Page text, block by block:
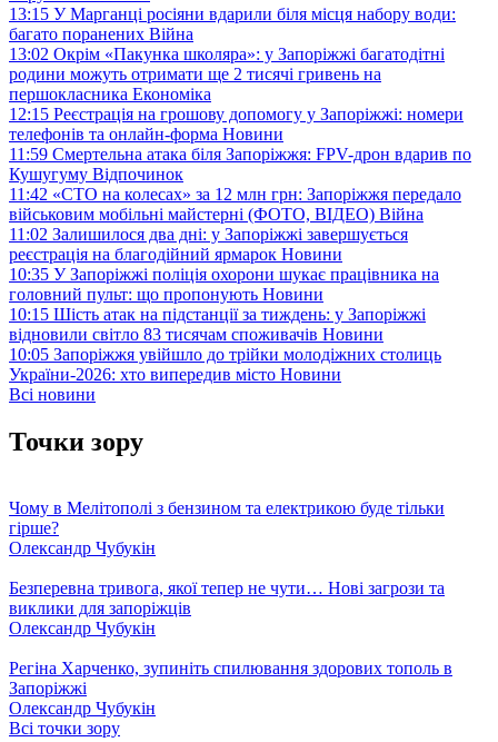
13:15 У Марганці росіяни вдарили біля місця набору води:
багато поранених Війна
13:02 Окрім «Пакунка школяра»: у Запоріжжі багатодітні
родини можуть отримати ще 2 тисячі гривень на
першокласника Економіка
12:15 Реєстрація на грошову допомогу у Запоріжжі: номери
телефонів та онлайн-форма Новини
11:59 Смертельна атака біля Запоріжжя: FPV-дрон вдарив по
Кушугуму Відпочинок
11:42 «СТО на колесах» за 12 млн грн: Запоріжжя передало
військовим мобільні майстерні (ФОТО, ВІДЕО) Війна
11:02 Залишилося два дні: у Запоріжжі завершується
реєстрація на благодійний ярмарок Новини
10:35 У Запоріжжі поліція охорони шукає працівника на
головний пульт: що пропонують Новини
10:15 Шість атак на підстанції за тиждень: у Запоріжжі
відновили світло 83 тисячам споживачів Новини
10:05 Запоріжжя увійшло до трійки молодіжних столиць
України-2026: хто випередив місто Новини
Всі новини
Точки зору
Чому в Мелітополі з бензином та електрикою буде тільки
гірше?
Олександр Чубукін
Безперевна тривога, якої тепер не чути… Нові загрози та
виклики для запоріжців
Олександр Чубукін
Регіна Харченко, зупиніть спилювання здорових тополь в
Запоріжжі
Олександр Чубукін
Всі точки зору